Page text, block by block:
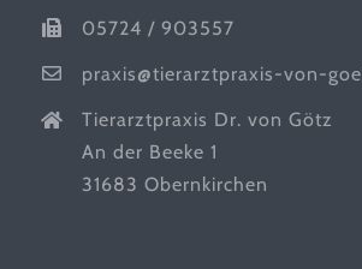
05724 / 903557
praxis@tierarztpraxis-von-
Tierarztpraxis Dr. von Götz
An der Beeke 1
31683 Obernkirchen